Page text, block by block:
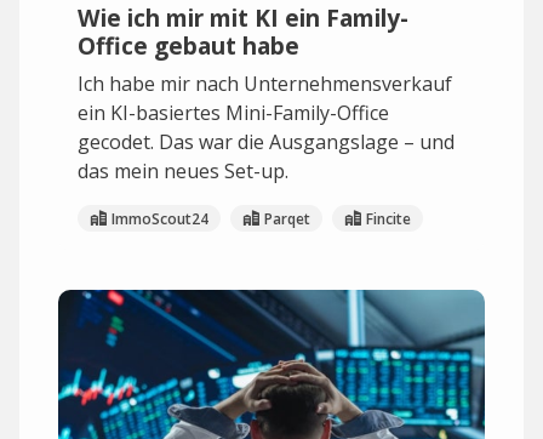
Wie ich mir mit KI ein Family-
Office gebaut habe
Ich habe mir nach Unternehmensverkauf
ein KI-basiertes Mini-Family-Office
gecodet. Das war die Ausgangslage – und
das mein neues Set-up.
ImmoScout24 Parqet Fincite